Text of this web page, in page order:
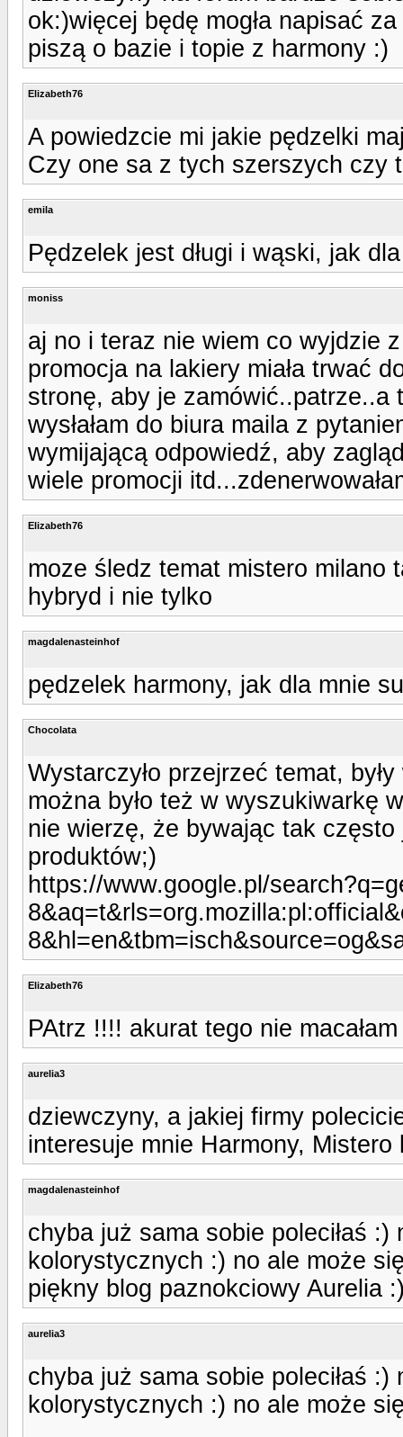
ok:)więcej będę mogła napisać
piszą o bazie i topie z harmony :)
Elizabeth76
A powiedzcie mi jakie pędzelki
Czy one sa z tych szerszych czy
emila
Pędzelek jest długi i wąski, jak
moniss
aj no i teraz nie wiem co wyjdzie
promocja na lakiery miała trwać
stronę, aby je zamówić..patrze..a
wysłałam do biura maila z
wymijającą odpowiedź, aby
wiele promocji
Elizabeth76
moze śledz temat mistero milano
hybryd i nie tylko
magdalenasteinhof
pędzelek harmony, jak dla mnie
Chocolata
Wystarczyło przejrzeć temat,
można było też w wyszukiwarkę
nie wierzę, że bywając tak
produktów;)
https://www.google.pl/
Elizabeth76
PAtrz !!!! akurat tego nie
aurelia3
dziewczyny, a jakiej firmy
interesuje mnie Harmony, Mistero
magdalenasteinhof
chyba już sama sobie poleciłaś
kolorystycznych :) no ale może
piękny blog paznokciowy Aurelia
aurelia3
chyba już sama sobie poleciłaś
kolorystycznych :) no ale może